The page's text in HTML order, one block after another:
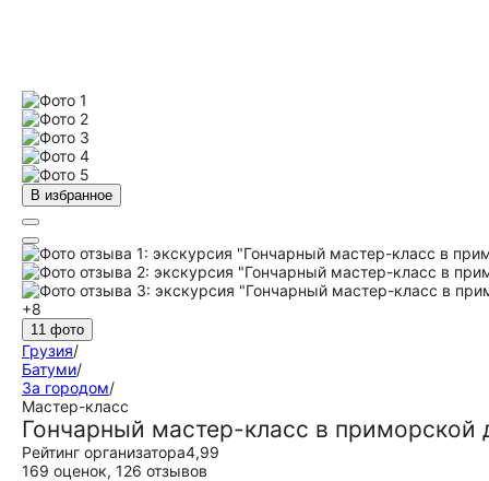
В избранное
+8
11 фото
Грузия/
Батуми/
За городом/
Мастер-класс
Гончарный мастер-класс в приморской
Рейтинг организатора4,99
169 оценок, 126 отзывов